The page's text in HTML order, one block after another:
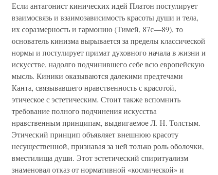
Если антагонист кинических идей Платон постулирует
взаимосвязь и взаимозависимость красоты души и тела,
их соразмерность и гармонию (Тимей, 87с—89), то
основатель кинизма вырывается за пределы классической
нормы и постулирует примат духовного начала в жизни и
искусстве, надолго подчинившего себе всю европейскую
мысль. Киники оказываются далекими предтечами
Канта, связывавшего нравственность с красотой,
этическое с эстетическим. Стоит также вспомнить
требование полного подчинения искусства
нравственным принципам, выдвигаемое Л. Н. Толстым.
Этический принцип объявляет внешнюю красоту
несущественной, признавая за ней только роль оболочки,
вместилища души. Этот эстетический спиритуализм
знаменовал отказ от нормативной «космической» и